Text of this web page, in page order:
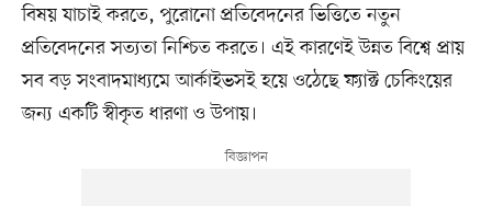
বিষয় যাচাই করতে, পুরোনো প্রতিবেদনের ভিত্তিতে নতুন
প্রতিবেদনের সত্যতা নিশ্চিত করতে। এই কারণেই উন্নত বিশ্বে প্রায়
সব বড় সংবাদমাধ্যমে আর্কাইভসই হয়ে ওঠেছে ফ্যাক্ট চেকিংয়ের
জন্য একটি স্বীকৃত ধারণা ও উপায়।